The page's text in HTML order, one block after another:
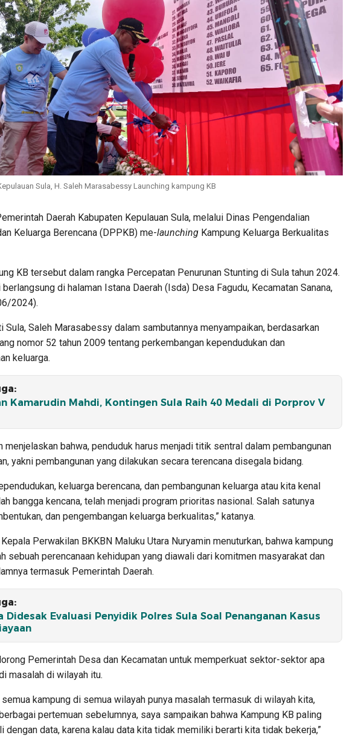
Sula, H. Saleh Marasabessy Launching kampung KB
Daerah Kabupaten Kepulauan Sula, melalui Dinas Pengendalian
Keluarga Berencana (DPPKB) me-launching Kampung Keluarga Berkualitas
KB tersebut dalam rangka Percepatan Penurunan Stunting di Sula tahun 2024.
di halaman Istana Daerah (Isda) Desa Fagudu, Kecamatan Sanana,
2024).
Sula, Saleh Marasabessy dalam sambutannya menyampaikan, berdasarkan
nomor 52 tahun 2009 tentang perkembangan kependudukan dan
keluarga.
Kamarudin Mahdi, Kontingen Sula Raih 40 Medali di Porprov V
menjelaskan bahwa, penduduk harus menjadi titik sentral dalam pembangunan
yakni pembangunan yang dilakukan secara terencana disegala bidang.
keluarga berencana, dan pembangunan keluarga atau kita kenal
bangga kencana, telah menjadi program prioritas nasional. Salah satunya
dan pengembangan keluarga berkualitas,” katanya.
Perwakilan BKKBN Maluku Utara Nuryamin menuturkan, bahwa kampung
sebuah perencanaan kehidupan yang diawali dari komitmen masyarakat dan
termasuk Pemerintah Daerah.
Didesak Evaluasi Penyidik Polres Sula Soal Penanganan Kasus
Pemerintah Desa dan Kecamatan untuk memperkuat sektor-sektor apa
masalah di wilayah itu.
semua kampung di semua wilayah punya masalah termasuk di wilayah kita,
pertemuan sebelumnya, saya sampaikan bahwa Kampung KB paling
dengan data, karena kalau data kita tidak memiliki berarti kita tidak bekerja,”